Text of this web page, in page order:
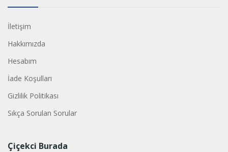
İletişim
Hakkımızda
Hesabım
İade Koşulları
Gizlilik Politikası
Sıkça Sorulan Sorular
Çiçekci Burada